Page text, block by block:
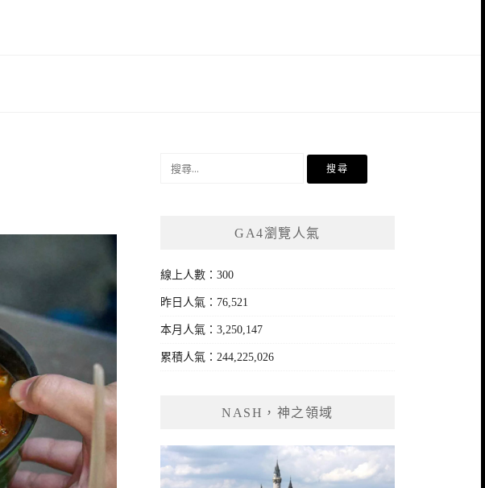
GA4瀏覽人氣
線上人數：300
昨日人氣：76,521
本月人氣：3,250,147
累積人氣：244,225,026
NASH，神之領域